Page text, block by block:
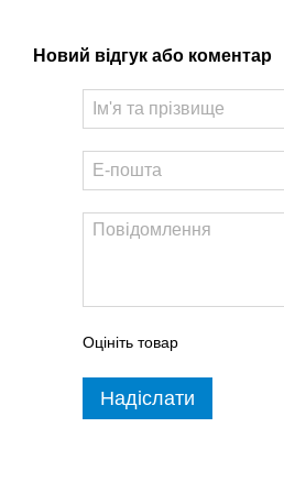
Новий відгук або коментар
Оцініть товар
Надіслати